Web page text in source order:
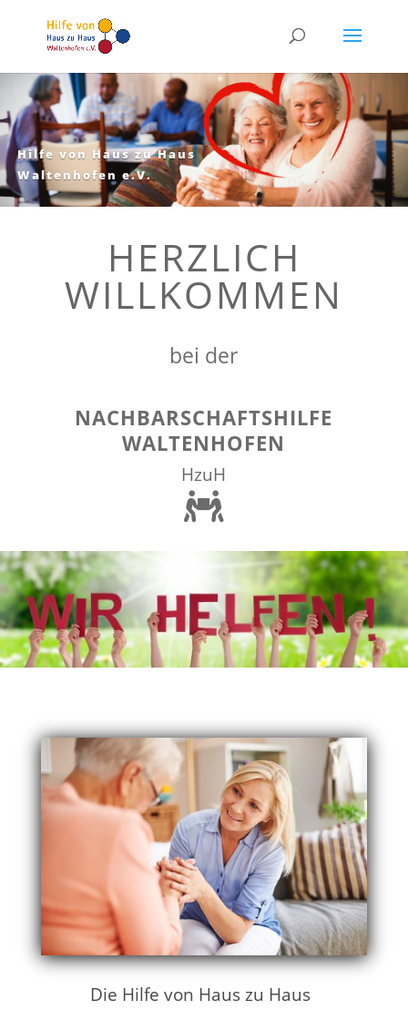
Hilfe von Haus zu Haus
Waltenhofen e.V.
HERZLICH
WILLKOMMEN
bei der
NACHBARSCHAFTSHILFE
WALTENHOFEN
HzuH

Die Hilfe von Haus zu Haus